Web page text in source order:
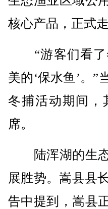
核心产品，正式
“游客们看了
美的‘保水鱼’。
冬捕活动期间，
席。
陆浑湖的生态
展胜势。嵩县县
告中提到，嵩县